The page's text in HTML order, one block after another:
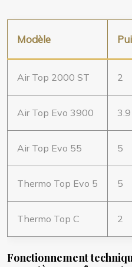
Modèle
Air Top 2000 ST 2
Air Top Evo 3900 3.9
Air Top Evo 55 5
Thermo Top Evo 5 5
Thermo Top C 2
Fonctionnement